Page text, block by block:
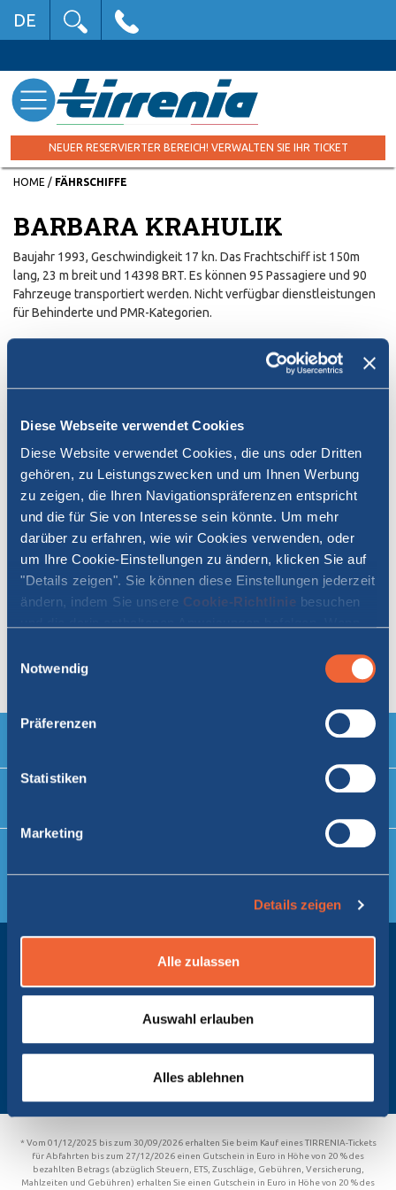
Diese Webseite verwendet Cookies
Diese Website verwendet Cookies, die uns oder Dritten
gehören, zu Leistungszwecken und um Ihnen Werbung
zu zeigen, die Ihren Navigationspräferenzen entspricht
und die für Sie von Interesse sein könnte. Um mehr
darüber zu erfahren, wie wir Cookies verwenden, oder
um Ihre Cookie-Einstellungen zu ändern, klicken Sie auf
"Details zeigen". Sie können diese Einstellungen jederzeit
ändern, indem Sie unsere Cookie-Richtlinie besuchen
erklären Sie sich damit einverstanden, dass Cookies auf
Notwendig
Präferenzen
Statistiken
Marketing
Details zeigen
Alle zulassen
Auswahl erlauben
Alles ablehnen
DE
NEUER RESERVIERTER BEREICH! VERWALTEN SIE IHR TICKET
HOME / FÄHRSCHIFFE
BARBARA KRAHULIK
Baujahr 1993, Geschwindigkeit 17 kn. Das Frachtschiff ist 150m
lang, 23 m breit und 14398 BRT. Es können 95 Passagiere und 90
Fahrzeuge transportiert werden. Nicht verfügbar dienstleistungen
für Behinderte und PMR-Kategorien.
SERVICE AN BORD
klimatisierte Räume
Relaxbereich mit TV
UNTERBRINGUNG AN BORD
ANMELDEN
Ich habe die Datenschutzinformationen gelesen
DAS UNTERNEHMEN
KUNDENSERVICE
* Vom 01/12/2025 bis zum 30/09/2026 erhalten Sie beim Kauf eines TIRRENIA-Tickets
für Abfahrten bis zum 27/12/2026 einen Gutschein in Euro in Höhe von 20 % des
bezahlten Betrags (abzüglich Steuern, ETS, Zuschläge, Gebühren, Versicherung,
Mahlzeiten und Gebühren) erhalten Sie einen Gutschein in Euro in Höhe von 20 % des